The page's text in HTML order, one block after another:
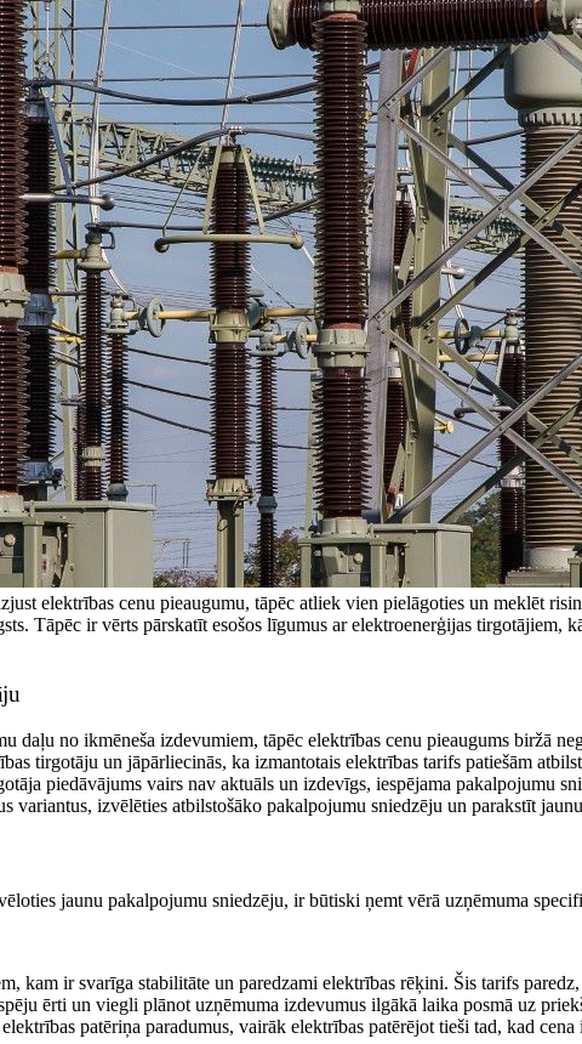
elektrības cenu pieaugumu, tāpēc atliek vien pielāgoties un meklēt
Tāpēc ir vērts pārskatīt esošos līgumus ar elektroenerģijas tirgotājiem,
daļu no ikmēneša izdevumiem, tāpēc elektrības cenu pieaugums biržā
tirgotāju un jāpārliecinās, ka izmantotais elektrības tarifs patiešām
piedāvājums vairs nav aktuāls un izdevīgs, iespējama pakalpojumu
variantus, izvēlēties atbilstošāko pakalpojumu sniedzēju un parakstīt
jaunu pakalpojumu sniedzēju, ir būtiski ņemt vērā uzņēmuma
kam ir svarīga stabilitāte un paredzami elektrības rēķini. Šis tarifs
ērti un viegli plānot uzņēmuma izdevumus ilgākā laika posmā uz
patēriņa paradumus, vairāk elektrības patērējot tieši tad, kad cena